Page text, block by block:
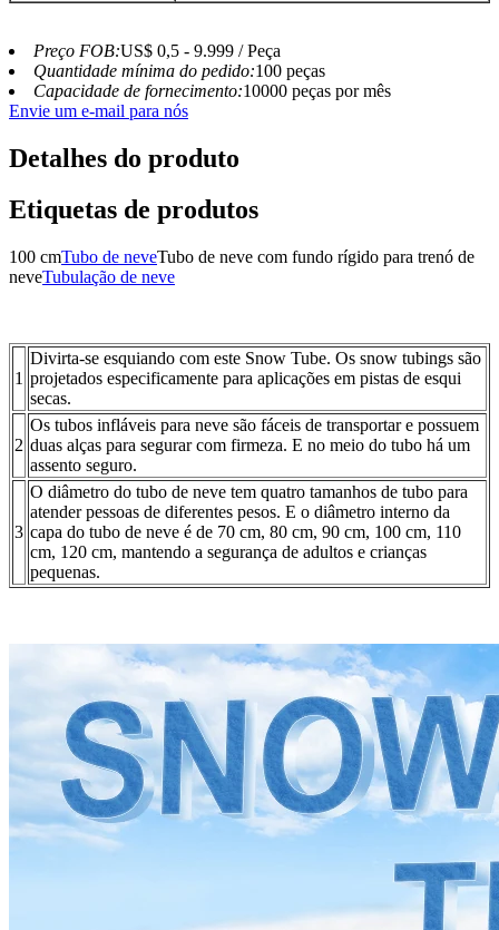
Preço FOB:US$ 0,5 - 9.999 / Peça
Quantidade mínima do pedido:100 peças
Capacidade de fornecimento:10000 peças por mês
Envie um e-mail para nós
Detalhes do produto
Etiquetas de produtos
100 cmTubo de neveTubo de neve com fundo rígido para trenó de
neveTubulação de neve
1
Divirta-se esquiando com este Snow Tube. Os snow tubings são
projetados especificamente para aplicações em pistas de esqui
secas.
2
Os tubos infláveis para neve são fáceis de transportar e possuem
duas alças para segurar com firmeza. E no meio do tubo há um
assento seguro.
3
O diâmetro do tubo de neve tem quatro tamanhos de tubo para
atender pessoas de diferentes pesos. E o diâmetro interno da
capa do tubo de neve é de 70 cm, 80 cm, 90 cm, 100 cm, 110
cm, 120 cm, mantendo a segurança de adultos e crianças
pequenas.